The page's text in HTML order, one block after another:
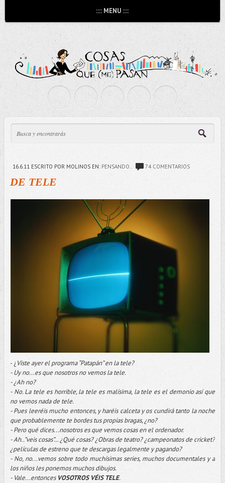
:::: MENU ::::
16.6.11 ESCRITO POR MOLINOS EN: PENSANDO.. 74 COMENTARIOS
DE TELE
- ¿ Viste ayer el programa “Patapán” en la tele?
- Uy no...es que nosotros no vemos la tele.
- ¿Ah no?
- No. La tele es horrible, la tele es malísima, la tele es el demonio así que
no vemos nada de tele.
- Pues leeréis mucho entonces, y haréis calceta y os cundirá tanto la noche
que probablemente te bordes tus propias bragas, ¿no?
- Pero qué dices...nosotros es que vemos cosas en el ordenador.
- Ah..”veis cosas”… ¿Qué cosas? ¿Obras de teatro? ¿campeonatos de cricket?
¿películas de estreno que te descargas legalmente y pagando?
- No, no...vemos sobre todo muchísimas series, muchos documentales y a
los niños les ponemos muchos dibujos.
- Vale...entonces VOSOTROS VÉIS TELE.